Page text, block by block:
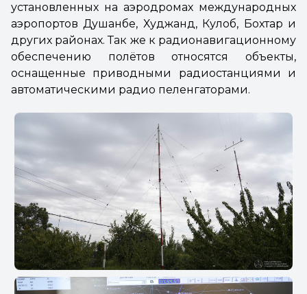
установленных на аэродромах международных
аэропортов Душанбе, Худжанд, Кулоб, Бохтар и
других районах. Так же к радионавигационному
обеспечению полётов относятся объекты,
оснащенные приводными радиостанциями и
автоматическими радио пеленгаторами.